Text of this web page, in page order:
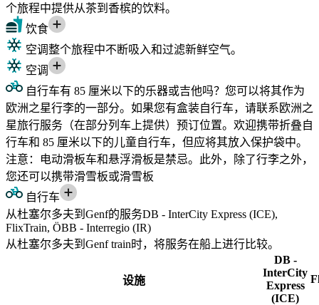
个旅程中提供从茶到香槟的饮料。
饮食
空调整个旅程中不断吸入和过滤新鲜空气。
空调
自行车有 85 厘米以下的乐器或吉他吗？您可以将其作为
欧洲之星行李的一部分。如果您有盒装自行车，请联系欧洲之
星旅行服务（在部分列车上提供）预订位置。欢迎携带折叠自
行车和 85 厘米以下的儿童自行车，但应将其放入保护袋中。
注意：电动滑板车和悬浮滑板是禁忌。此外，除了行李之外，
您还可以携带滑雪板或滑雪板
自行车
从杜塞尔多夫到Genf的服务DB - InterCity Express (ICE),
FlixTrain, ÖBB - Interregio (IR)
从杜塞尔多夫到Genf train时，将服务在船上进行比较。
设施
DB -
InterCity
Express
(ICE)